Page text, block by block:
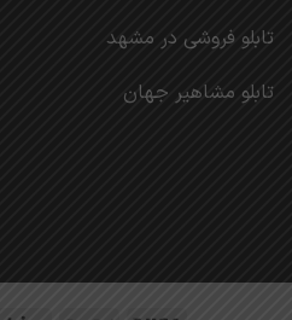
تابلو فروشی در مشهد
تابلو مشاهیر جهان